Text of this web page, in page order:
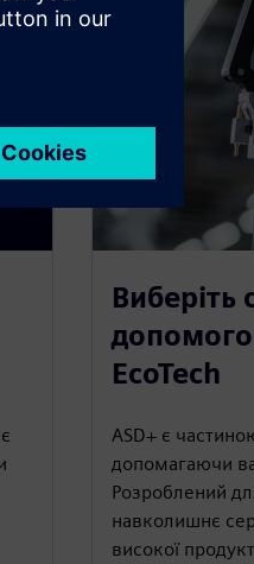
Виберіть
EcoTech
ASD+ є
допомагаючи
Розроблений
навколишнє
високої